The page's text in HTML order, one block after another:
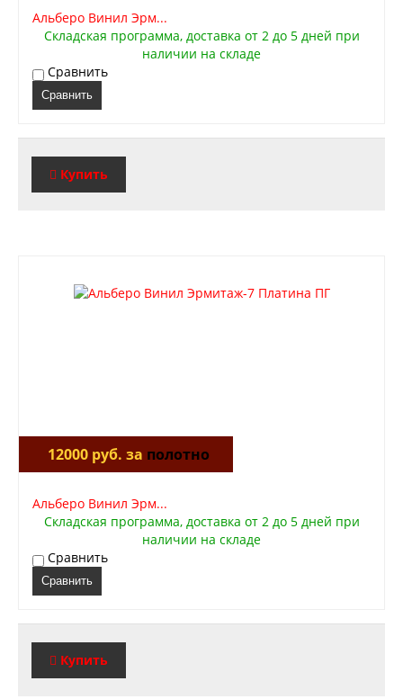
Альберо Винил Эрм...
Складская программа, доставка от 2 до 5 дней при
наличии на складе
Сравнить
Сравнить
Купить
12000 руб. за полотно
Альберо Винил Эрм...
Складская программа, доставка от 2 до 5 дней при
наличии на складе
Сравнить
Сравнить
Купить